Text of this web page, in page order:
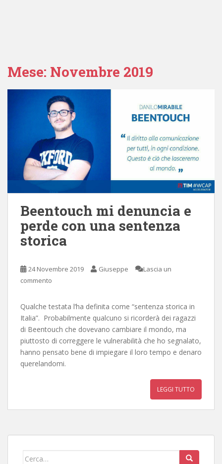
Mese: Novembre 2019
Beentouch mi denuncia e
perde con una sentenza
storica
24 Novembre 2019 Giuseppe
Lascia un
commento
Qualche testata l’ha definita come “sentenza storica in
Italia”. Probabilmente qualcuno si ricorderà dei ragazzi
di Beentouch che dovevano cambiare il mondo, ma
piuttosto di correggere le vulnerabilità che ho segnalato,
hanno pensato bene di impiegare il loro tempo e denaro
querelandomi.
LEGGI TUTTO
Cerca: